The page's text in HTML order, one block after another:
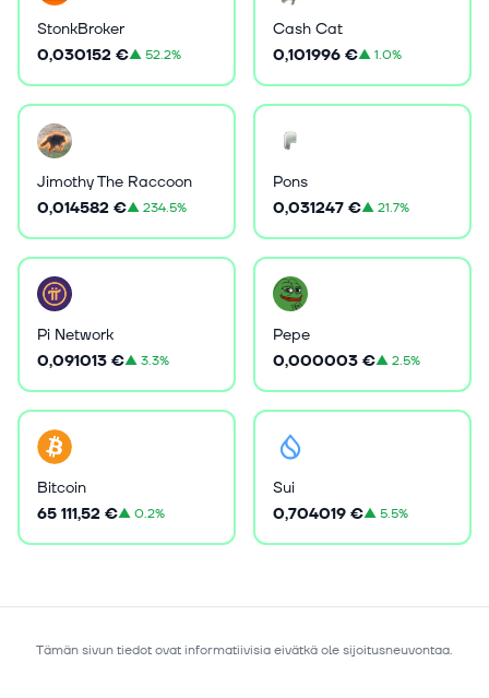
StonkBroker
0,030152 €▲52.2%
Cash Cat
0,101996 €▲1.0%
Jimothy The Raccoon
0,014582 €▲234.5%
Pons
0,031247 €▲21.7%
Pi Network
0,091013 €▲3.3%
Pepe
0,000003 €▲2.5%
Bitcoin
65 111,52 €▲0.2%
Sui
0,704019 €▲5.5%
Tämän sivun tiedot ovat informatiivisia eivätkä ole sijoitusneuvontaa.